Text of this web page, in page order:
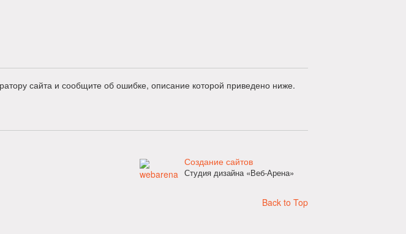
сайта и сообщите об ошибке, описание которой приведено ниже.
Создание сайтов
Студия дизайна «Веб-Арена»
Back to Top